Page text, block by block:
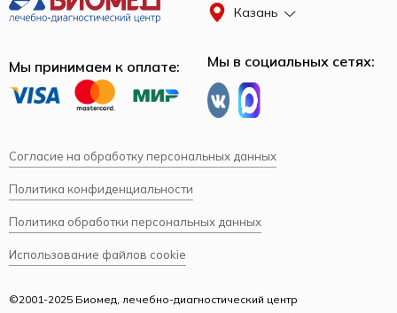
Казань
Мы принимаем к оплате: Мы в социальных сетях:
©2001-2025 Биомед, лечебно-диагностический центр
Согласие на обработку персональных данных
Политика конфиденциальности
Политика обработки персональных данных
Использование файлов cookie